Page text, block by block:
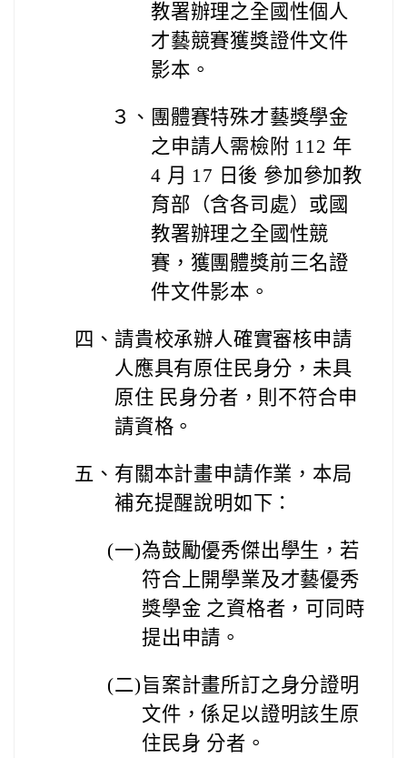
教署辦理之全國性個人
才藝競賽獲獎證件文件
影本。
３、 團體賽特殊才藝獎學金
之申請人需檢附 112 年
4 月 17 日後 參加參加教
育部（含各司處）或國
教署辦理之全國性競
賽，獲團體獎前三名證
件文件影本。
四、 請貴校承辦人確實審核申請
人應具有原住民身分，未具
原住 民身分者，則不符合申
請資格。
五、 有關本計畫申請作業，本局
補充提醒說明如下：
(一)為鼓勵優秀傑出學生，若
符合上開學業及才藝優秀
獎學金 之資格者，可同時
提出申請。
(二)旨案計畫所訂之身分證明
文件，係足以證明該生原
住民身 分者。